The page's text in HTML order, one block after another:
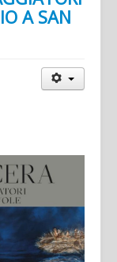
A SAN